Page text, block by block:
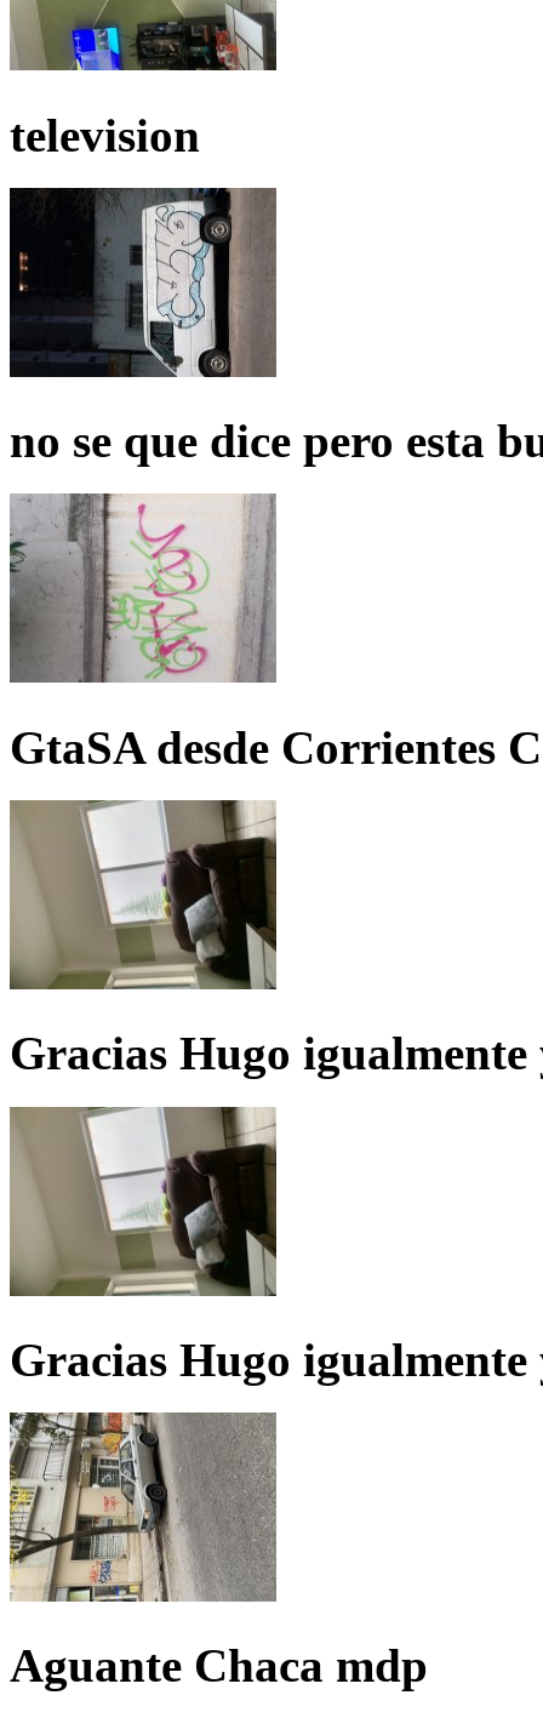
television
no se que dice pero esta
GtaSA desde Corrientes
Gracias Hugo igualmente
Gracias Hugo igualmente
Aguante Chaca mdp